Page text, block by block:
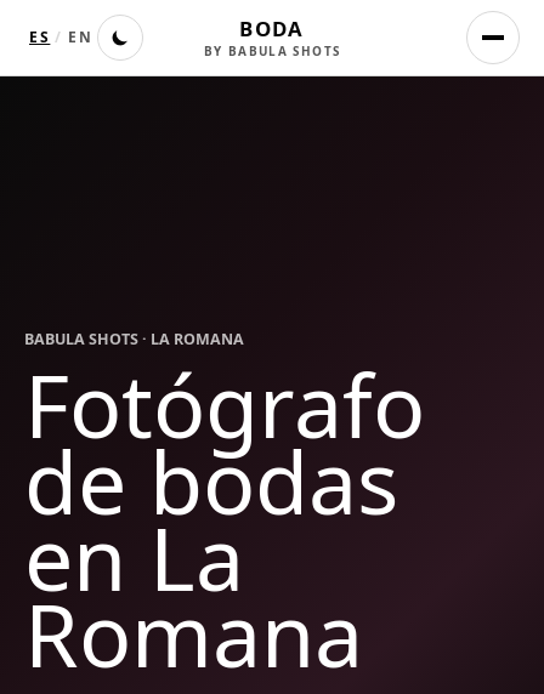
ES / EN BODA
BY BABULA SHOTS
BABULA SHOTS · LA ROMANA
Fotógrafo
de bodas
en La
Romana